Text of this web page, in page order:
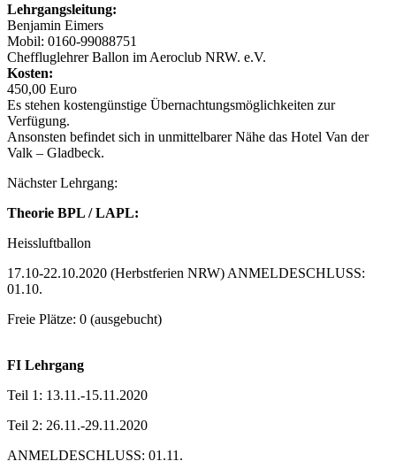
Lehrgangsleitung:
Benjamin Eimers
Mobil: 0160‐99088751
Cheffluglehrer Ballon im Aeroclub NRW. e.V.
Kosten:
450,00 Euro
Es stehen kostengünstige Übernachtungsmöglichkeiten zur
Verfügung.
Ansonsten befindet sich in unmittelbarer Nähe das Hotel Van der
Valk – Gladbeck.
Nächster Lehrgang:
Theorie BPL / LAPL:
Heissluftballon
17.10-22.10.2020 (Herbstferien NRW) ANMELDESCHLUSS:
01.10.
Freie Plätze: 0 (ausgebucht)
FI Lehrgang
Teil 1: 13.11.-15.11.2020
Teil 2: 26.11.-29.11.2020
ANMELDESCHLUSS: 01.11.